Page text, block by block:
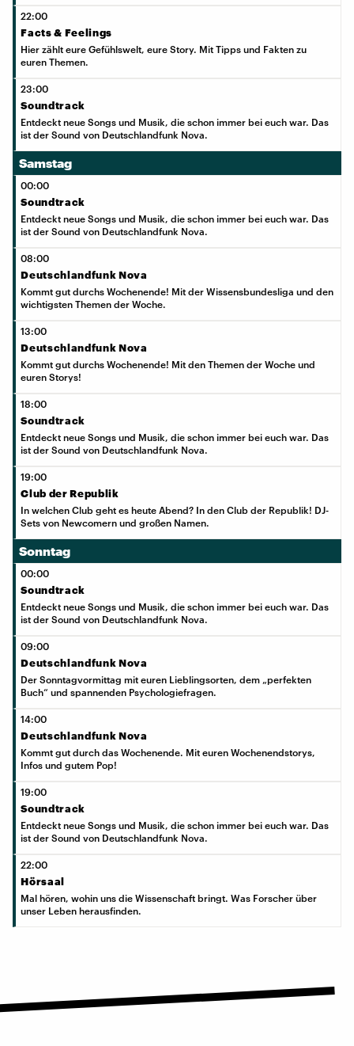
22:00
Facts & Feelings
Hier zählt eure Gefühlswelt, eure Story. Mit Tipps und Fakten zu
euren Themen.
23:00
Soundtrack
Entdeckt neue Songs und Musik, die schon immer bei euch war. Das
ist der Sound von Deutschlandfunk Nova.
Samstag
00:00
Soundtrack
Entdeckt neue Songs und Musik, die schon immer bei euch war. Das
ist der Sound von Deutschlandfunk Nova.
08:00
Deutschlandfunk Nova
Kommt gut durchs Wochenende! Mit der Wissensbundesliga und den
wichtigsten Themen der Woche.
13:00
Deutschlandfunk Nova
Kommt gut durchs Wochenende! Mit den Themen der Woche und
euren Storys!
18:00
Soundtrack
Entdeckt neue Songs und Musik, die schon immer bei euch war. Das
ist der Sound von Deutschlandfunk Nova.
19:00
Club der Republik
In welchen Club geht es heute Abend? In den Club der Republik! DJ-
Sets von Newcomern und großen Namen.
Sonntag
00:00
Soundtrack
Entdeckt neue Songs und Musik, die schon immer bei euch war. Das
ist der Sound von Deutschlandfunk Nova.
09:00
Deutschlandfunk Nova
Der Sonntagvormittag mit euren Lieblingsorten, dem „perfekten
Buch“ und spannenden Psychologiefragen.
14:00
Deutschlandfunk Nova
Kommt gut durch das Wochenende. Mit euren Wochenendstorys,
Infos und gutem Pop!
19:00
Soundtrack
Entdeckt neue Songs und Musik, die schon immer bei euch war. Das
ist der Sound von Deutschlandfunk Nova.
22:00
Hörsaal
Mal hören, wohin uns die Wissenschaft bringt. Was Forscher über
unser Leben herausfinden.